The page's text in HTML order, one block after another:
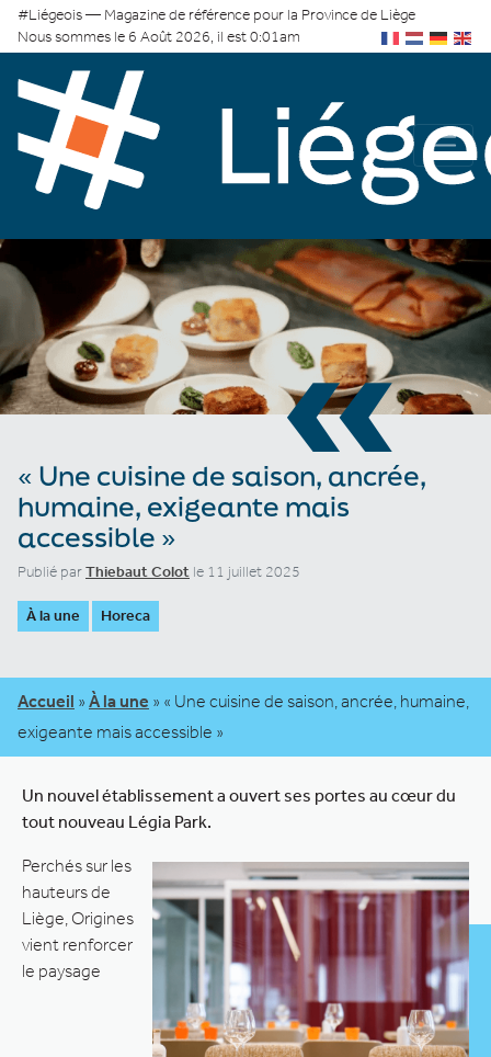
#Liégeois — Magazine de référence pour la Province de Liège
Nous sommes le 6 Août 2026, il est 0:01am
«
« Une cuisine de saison, ancrée,
humaine, exigeante mais
accessible »
Publié parThiebaut Colot le 11 juillet 2025
À la une Horeca
Accueil » À la une » « Une cuisine de saison, ancrée, humaine,
exigeante mais accessible »
Un nouvel établissement a ouvert ses portes au cœur du
tout nouveau Légia Park.
Perchés sur les
hauteurs de
Liège, Origines
vient renforcer
le paysage